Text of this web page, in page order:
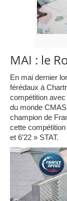
MAI : le
En mai dernier
férédaux à
compétition
du monde
champion de
cette
et 6’22 » STAT.